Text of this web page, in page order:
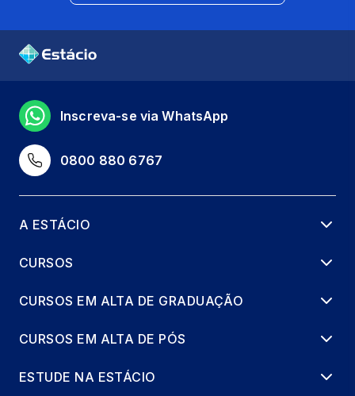
0800 880 6767
Inscreva-se via WhatsApp
A ESTÁCIO
CURSOS
CURSOS EM ALTA DE GRADUAÇÃO
CURSOS EM ALTA DE PÓS
ESTUDE NA ESTÁCIO